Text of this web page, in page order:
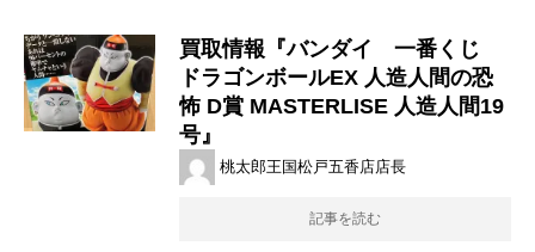
買取情報『バンダイ 一番くじ
ドラゴンボールEX ​人造人間の恐
怖 D賞 ​MASTERLISE ​人造人間19
号』
桃太郎王国松戸五香店店長
記事を読む